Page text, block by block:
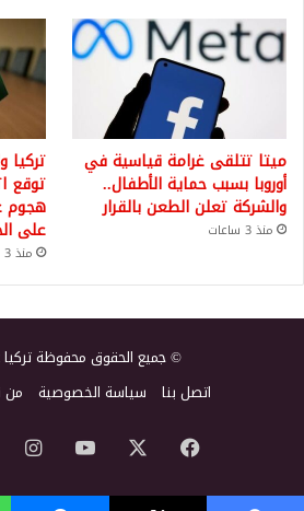
ميتا تتلقى غرامة قياسية في
أوروبا بسبب حماية الأطفال..
والشركة تعلن الطعن بالقرار
منذ 3 ساعات
تركيا
توقع
هجوم
على
منذ 3 ساعات
© جميع الحقوق محفوظة تركيا
اتصل بنا سياسة الخصوصية من
فيسبوك ‫YouTube